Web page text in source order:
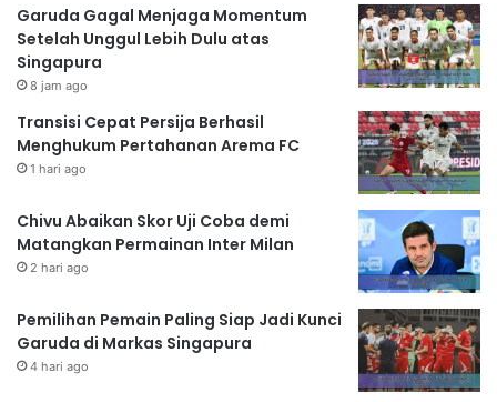
Garuda Gagal Menjaga Momentum
Setelah Unggul Lebih Dulu atas
Singapura
8 jam ago
Transisi Cepat Persija Berhasil
Menghukum Pertahanan Arema FC
1 hari ago
Chivu Abaikan Skor Uji Coba demi
Matangkan Permainan Inter Milan
2 hari ago
Pemilihan Pemain Paling Siap Jadi Kunci
Garuda di Markas Singapura
4 hari ago